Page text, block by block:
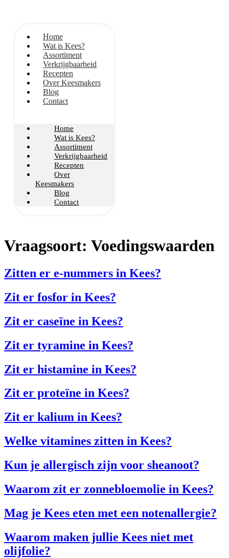
Home
Wat is Kees?
Assortiment
Verkrijgbaarheid
Recepten
Over Keesmakers
Blog
Contact
Home
Wat is Kees?
Assortiment
Verkrijgbaarheid
Recepten
Over
Keesmakers
Blog
Contact
Vraagsoort: Voedingswaarden
Zitten er e-nummers in Kees?
Zit er fosfor in Kees?
Zit er caseïne in Kees?
Zit er tyramine in Kees?
Zit er histamine in Kees?
Zit er proteïne in Kees?
Zit er kalium in Kees?
Welke vitamines zitten in Kees?
Kun je allergisch zijn voor sheanoot?
Waarom zit er zonnebloemolie in Kees?
Mag je Kees eten met een notenallergie?
Waarom maken jullie Kees niet met
olijfolie?